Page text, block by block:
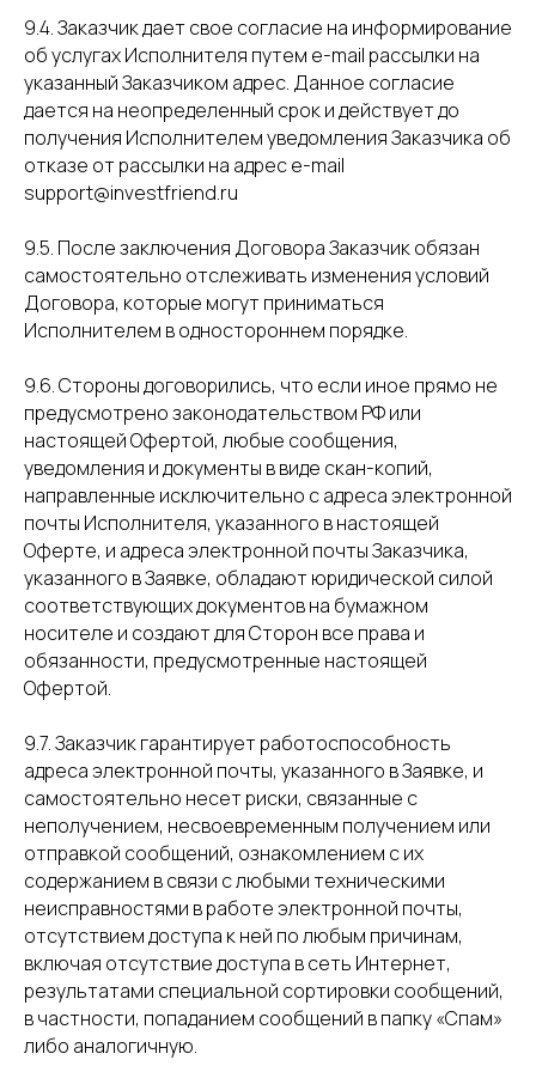
9.4. Заказчик дает свое согласие на информирование
об услугах Исполнителя путем e-mail рассылки на
указанный Заказчиком адрес. Данное согласие
дается на неопределенный срок и действует до
получения Исполнителем уведомления Заказчика об
отказе от рассылки на адрес e-mail
support@investfriend.ru
9.5. После заключения Договора Заказчик обязан
самостоятельно отслеживать изменения условий
Договора, которые могут приниматься
Исполнителем в одностороннем порядке.
9.6. Стороны договорились, что если иное прямо не
предусмотрено законодательством РФ или
настоящей Офертой, любые сообщения,
уведомления и документы в виде скан-копий,
направленные исключительно с адреса электронной
почты Исполнителя, указанного в настоящей
Оферте, и адреса электронной почты Заказчика,
указанного в Заявке, обладают юридической силой
соответствующих документов на бумажном
носителе и создают для Сторон все права и
обязанности, предусмотренные настоящей
Офертой.
9.7. Заказчик гарантирует работоспособность
адреса электронной почты, указанного в Заявке, и
самостоятельно несет риски, связанные с
неполучением, несвоевременным получением или
отправкой сообщений, ознакомлением с их
содержанием в связи с любыми техническими
неисправностями в работе электронной почты,
отсутствием доступа к ней по любым причинам,
включая отсутствие доступа в сеть Интернет,
результатами специальной сортировки сообщений,
в частности, попаданием сообщений в папку «Спам»
либо аналогичную.